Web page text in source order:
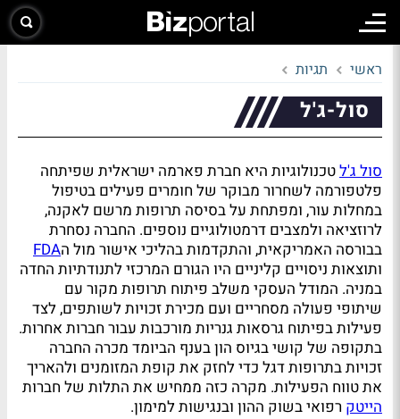
ראשי תגיות
סול-ג'ל
סול ג'לטכנולוגיות היא חברת פארמה ישראלית שפיתחה
פלטפורמה לשחרור מבוקר של חומרים פעילים בטיפול
במחלות עור, ומפתחת על בסיסה תרופות מרשם לאקנה,
לרוזציאה ולמצבים דרמטולוגיים נוספים. החברה נסחרת
בבורסה האמריקאית, והתקדמות בהליכי אישור מול הFDA
ותוצאות ניסויים קליניים היו הגורם המרכזי לתנודתיות החדה
במניה. המודל העסקי משלב פיתוח תרופות מקור עם
שיתופי פעולה מסחריים ועם מכירת זכויות לשותפים, לצד
פעילות בפיתוח גרסאות גנריות מורכבות עבור חברות אחרות.
בתקופה של קושי בגיוס הון בענף הביומד מכרה החברה
זכויות בתרופות דגל כדי לחזק את קופת המזומנים ולהאריך
את טווח הפעילות. מקרה כזה ממחיש את התלות של חברות
הייטק רפואי בשוק ההון ובנגישות למימון.